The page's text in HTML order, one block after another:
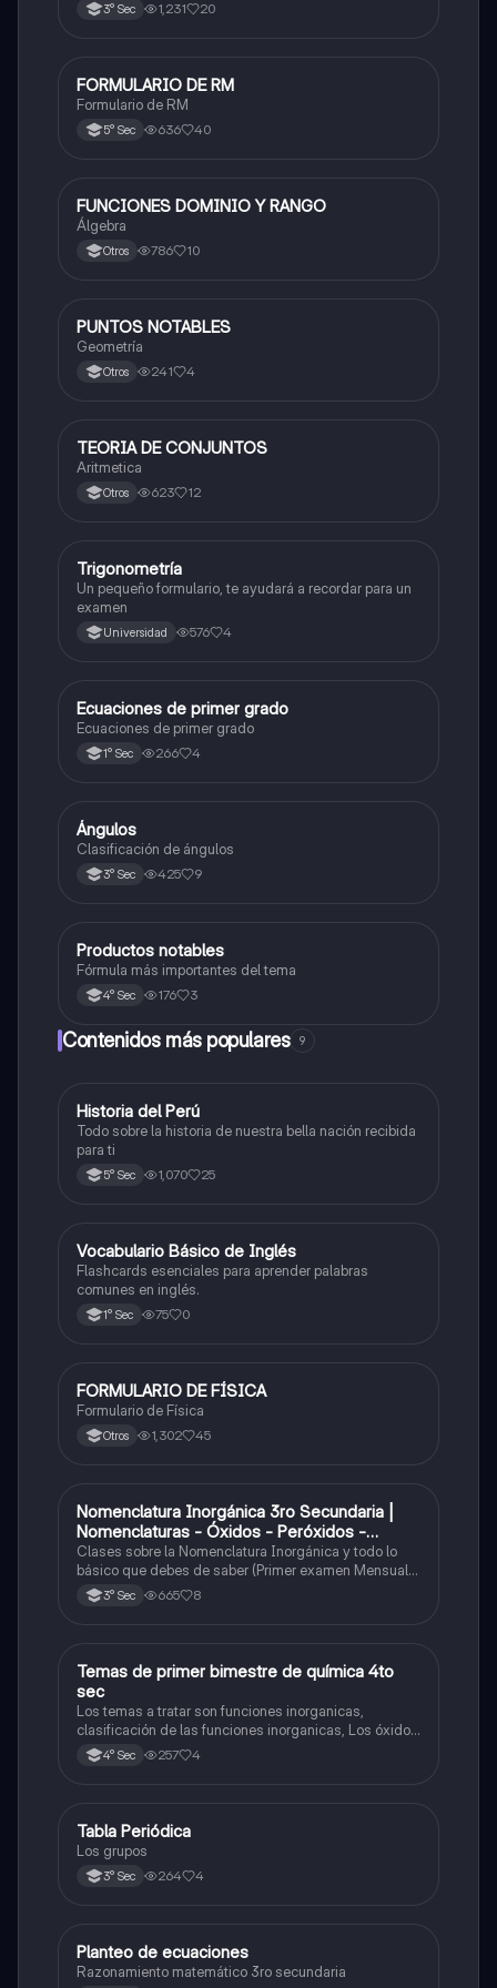
3° Sec 1,231 20
Matemáticas
FORMULARIO DE RM
Formulario de RM
5° Sec 636 40
Matemáticas
FUNCIONES DOMINIO Y RANGO
Álgebra
Otros 786 10
Matemáticas
PUNTOS NOTABLES
Geometría
Otros 241 4
Matemáticas
TEORIA DE CONJUNTOS
Aritmetica
Otros 623 12
Matemáticas
Trigonometría
Un pequeño formulario, te ayudará a recordar para un
examen
Universidad 576 4
Matemáticas
Ecuaciones de primer grado
Ecuaciones de primer grado
1° Sec 266 4
Matemáticas
Ángulos
Clasificación de ángulos
3° Sec 425 9
Matemáticas
Productos notables
Fórmula más importantes del tema
4° Sec 176 3
Contenidos más populares 9
Ciencias Sociales
Historia del Perú
Todo sobre la historia de nuestra bella nación recibida
para ti
5° Sec 1,070 25
VInglés
Vocabulario Básico de Inglés
Flashcards esenciales para aprender palabras
comunes en inglés.
1° Sec 75 0
Física
FORMULARIO DE FÍSICA
Formulario de Física
Otros 1,302 45
Química
Nomenclatura Inorgánica 3ro Secundaria |
Nomenclaturas - Óxidos - Peróxidos -
Hidróxido o Bases
Clases sobre la Nomenclatura Inorgánica y todo lo
básico que debes de saber (Primer examen Mensual
2025)3° Sec 665 8
Química
Temas de primer bimestre de química 4to
sec
Los temas a tratar son funciones inorganicas,
clasificación de las funciones inorganicas, Los óxidos
y los óxidos ácidos
4° Sec 257 4
Química
Tabla Periódica
Los grupos
3° Sec 264 4
Matemáticas
Planteo de ecuaciones
Razonamiento matemático 3ro secundaria